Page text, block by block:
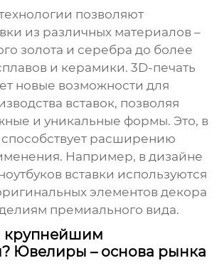
позволяют
из различных материалов –
золота и серебра до более
и керамики. 3D-печать
новые возможности для
вставок, позволяя
и уникальные формы. Это, в
расширению
Например, в дизайне
вставки используются
элементов декора
премиального вида.
крупнейшим
Ювелиры – основа рынка